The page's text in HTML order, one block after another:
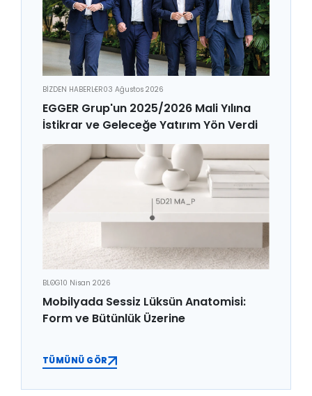
BİZDEN HABERLER03 Ağustos 2026
EGGER Grup'un 2025/2026 Mali Yılına
İstikrar ve Geleceğe Yatırım Yön Verdi
BLOG10 Nisan 2026
Mobilyada Sessiz Lüksün Anatomisi:
Form ve Bütünlük Üzerine
TÜMÜNÜ GÖR